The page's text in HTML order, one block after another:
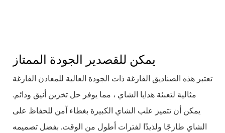
يمكن للقصدير الجودة الممتاز
تعتبر هذه الصناديق الفارغة ذات الجودة العالية للمعادن الفارغة
مثالية لتعبئة هدايا الشاي ، مما يوفر حل تخزين أنيق ودائم.
يمكن أن تتميز علب الشاي الكبيرة بغطاء آمن للحفاظ على
الشاي طازجًا ولذيذًا لفترات أطول من الوقت. بفضل تصميمه